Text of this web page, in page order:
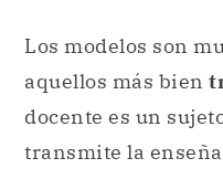
modelo, adoptan
recepción de esa
pasiva).